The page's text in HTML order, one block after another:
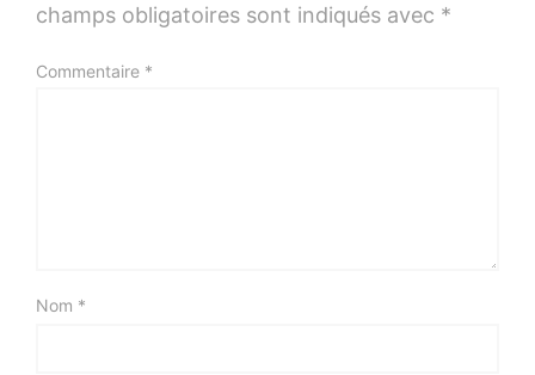
champs obligatoires sont indiqués avec *
Commentaire *
Nom *